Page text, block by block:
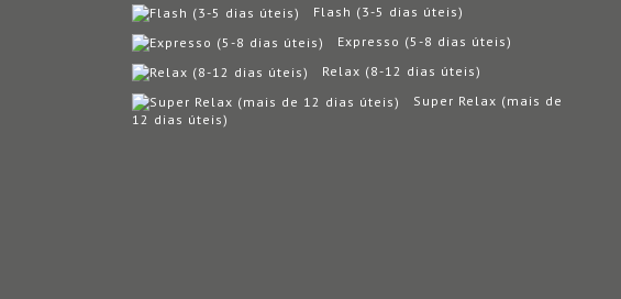
Flash (3-5 dias úteis)
Expresso (5-8 dias úteis)
Relax (8-12 dias úteis)
Super Relax (mais de
12 dias úteis)